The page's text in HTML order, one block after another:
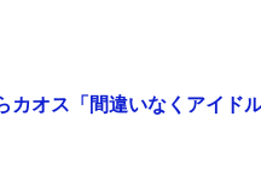
オス「間違いなくアイド